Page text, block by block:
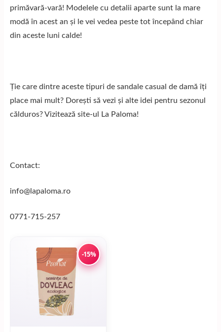
primăvară-vară! Modelele cu detalii aparte sunt la mare
modă în acest an și le vei vedea peste tot începând chiar
din aceste luni calde!
Ție care dintre aceste tipuri de sandale casual de damă îți
place mai mult? Dorești să vezi și alte idei pentru sezonul
călduros? Vizitează site-ul La Paloma!
Contact:
info@lapaloma.ro
0771-715-257
-15%